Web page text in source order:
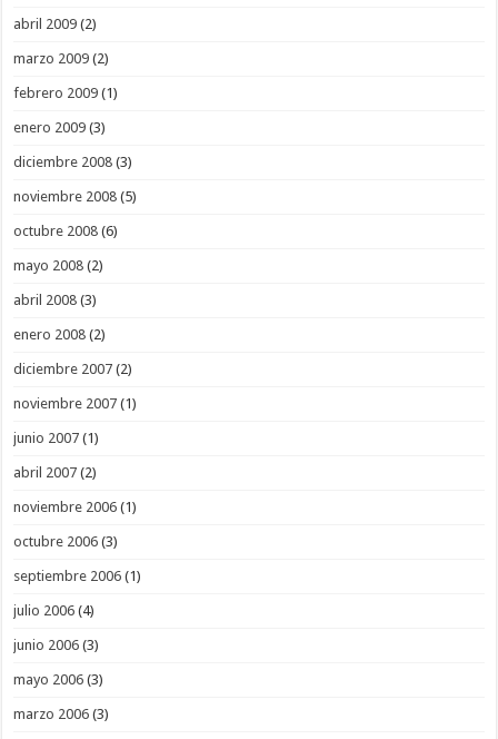
abril 2009 (2)
marzo 2009 (2)
febrero 2009 (1)
enero 2009 (3)
diciembre 2008 (3)
noviembre 2008 (5)
octubre 2008 (6)
mayo 2008 (2)
abril 2008 (3)
enero 2008 (2)
diciembre 2007 (2)
noviembre 2007 (1)
junio 2007 (1)
abril 2007 (2)
noviembre 2006 (1)
octubre 2006 (3)
septiembre 2006 (1)
julio 2006 (4)
junio 2006 (3)
mayo 2006 (3)
marzo 2006 (3)